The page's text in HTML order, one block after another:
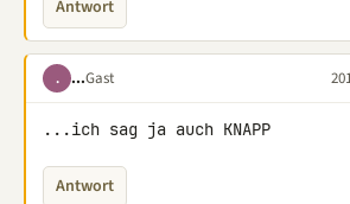
Antwort
. ...Gast
...ich sag ja auch KNAPP
Antwort